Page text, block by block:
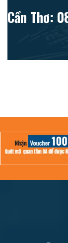
Cần Thơ: